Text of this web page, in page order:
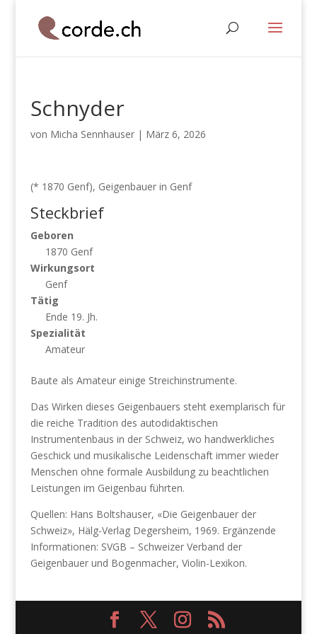
Schnyder
von Micha Sennhauser| März 6, 2026
(* 1870 Genf), Geigenbauer in Genf
Steckbrief
Geboren
1870 Genf
Wirkungsort
Genf
Tätig
Ende 19. Jh.
Spezialität
Amateur
Baute als Amateur einige Streichinstrumente.
Das Wirken dieses Geigenbauers steht exemplarisch für
die reiche Tradition des autodidaktischen
Instrumentenbaus in der Schweiz, wo handwerkliches
Geschick und musikalische Leidenschaft immer wieder
Menschen ohne formale Ausbildung zu beachtlichen
Leistungen im Geigenbau führten.
Quellen: Hans Boltshauser, «Die Geigenbauer der
Schweiz», Hälg-Verlag Degersheim, 1969. Ergänzende
Informationen: SVGB – Schweizer Verband der
Geigenbauer und Bogenmacher, Violin-Lexikon.